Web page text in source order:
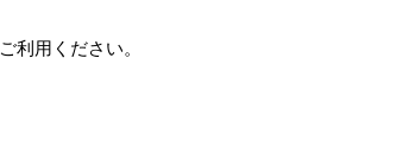
用ください。